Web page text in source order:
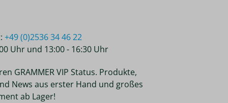
+49 (0)2536 34 46 22
Uhr und 13:00 - 16:30 Uhr
GRAMMER VIP Status. Produkte,
News aus erster Hand und großes
ab Lager!